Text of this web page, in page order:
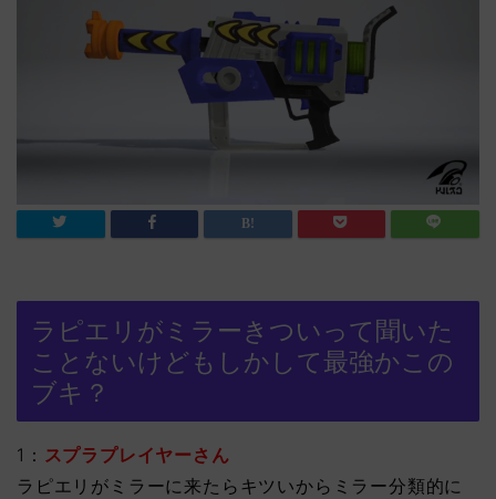
ラピエリがミラーきついって聞いた
ことないけどもしかして最強かこの
ブキ？
1： スプラプレイヤーさん
ラピエリがミラーに来たらキツいからミラー分類的に